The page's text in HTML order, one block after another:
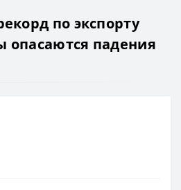
по экспорту
опасаются падения